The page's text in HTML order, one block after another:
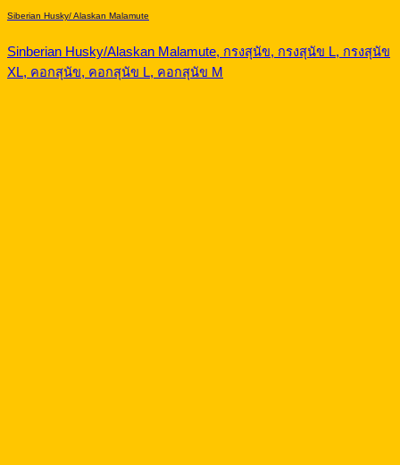
Siberian Husky/ Alaskan Malamute
Sinberian Husky/Alaskan Malamute, กรงสุนัข, กรงสุนัข L, กรงสุนัข
XL, คอกสุนัข, คอกสุนัข L, คอกสุนัข M